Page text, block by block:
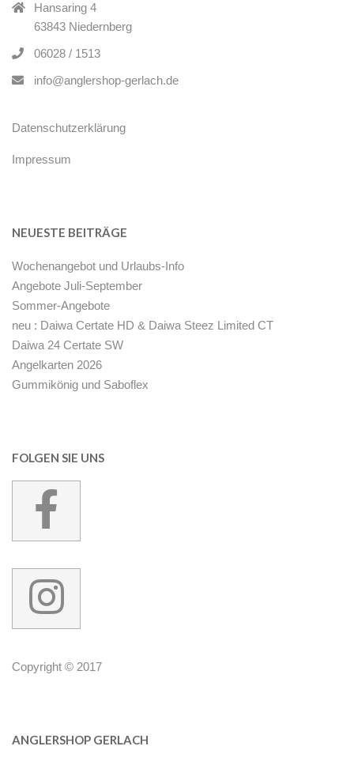
Hansaring 4
63843 Niedernberg
06028 / 1513
info@anglershop-gerlach.de
Datenschutzerklärung
Impressum
NEUESTE BEITRÄGE
Wochenangebot und Urlaubs-Info
Angebote Juli-September
Sommer-Angebote
neu : Daiwa Certate HD & Daiwa Steez Limited CT
Daiwa 24 Certate SW
Angelkarten 2026
Gummikönig und Saboflex
FOLGEN SIE UNS
Copyright © 2017
ANGLERSHOP GERLACH